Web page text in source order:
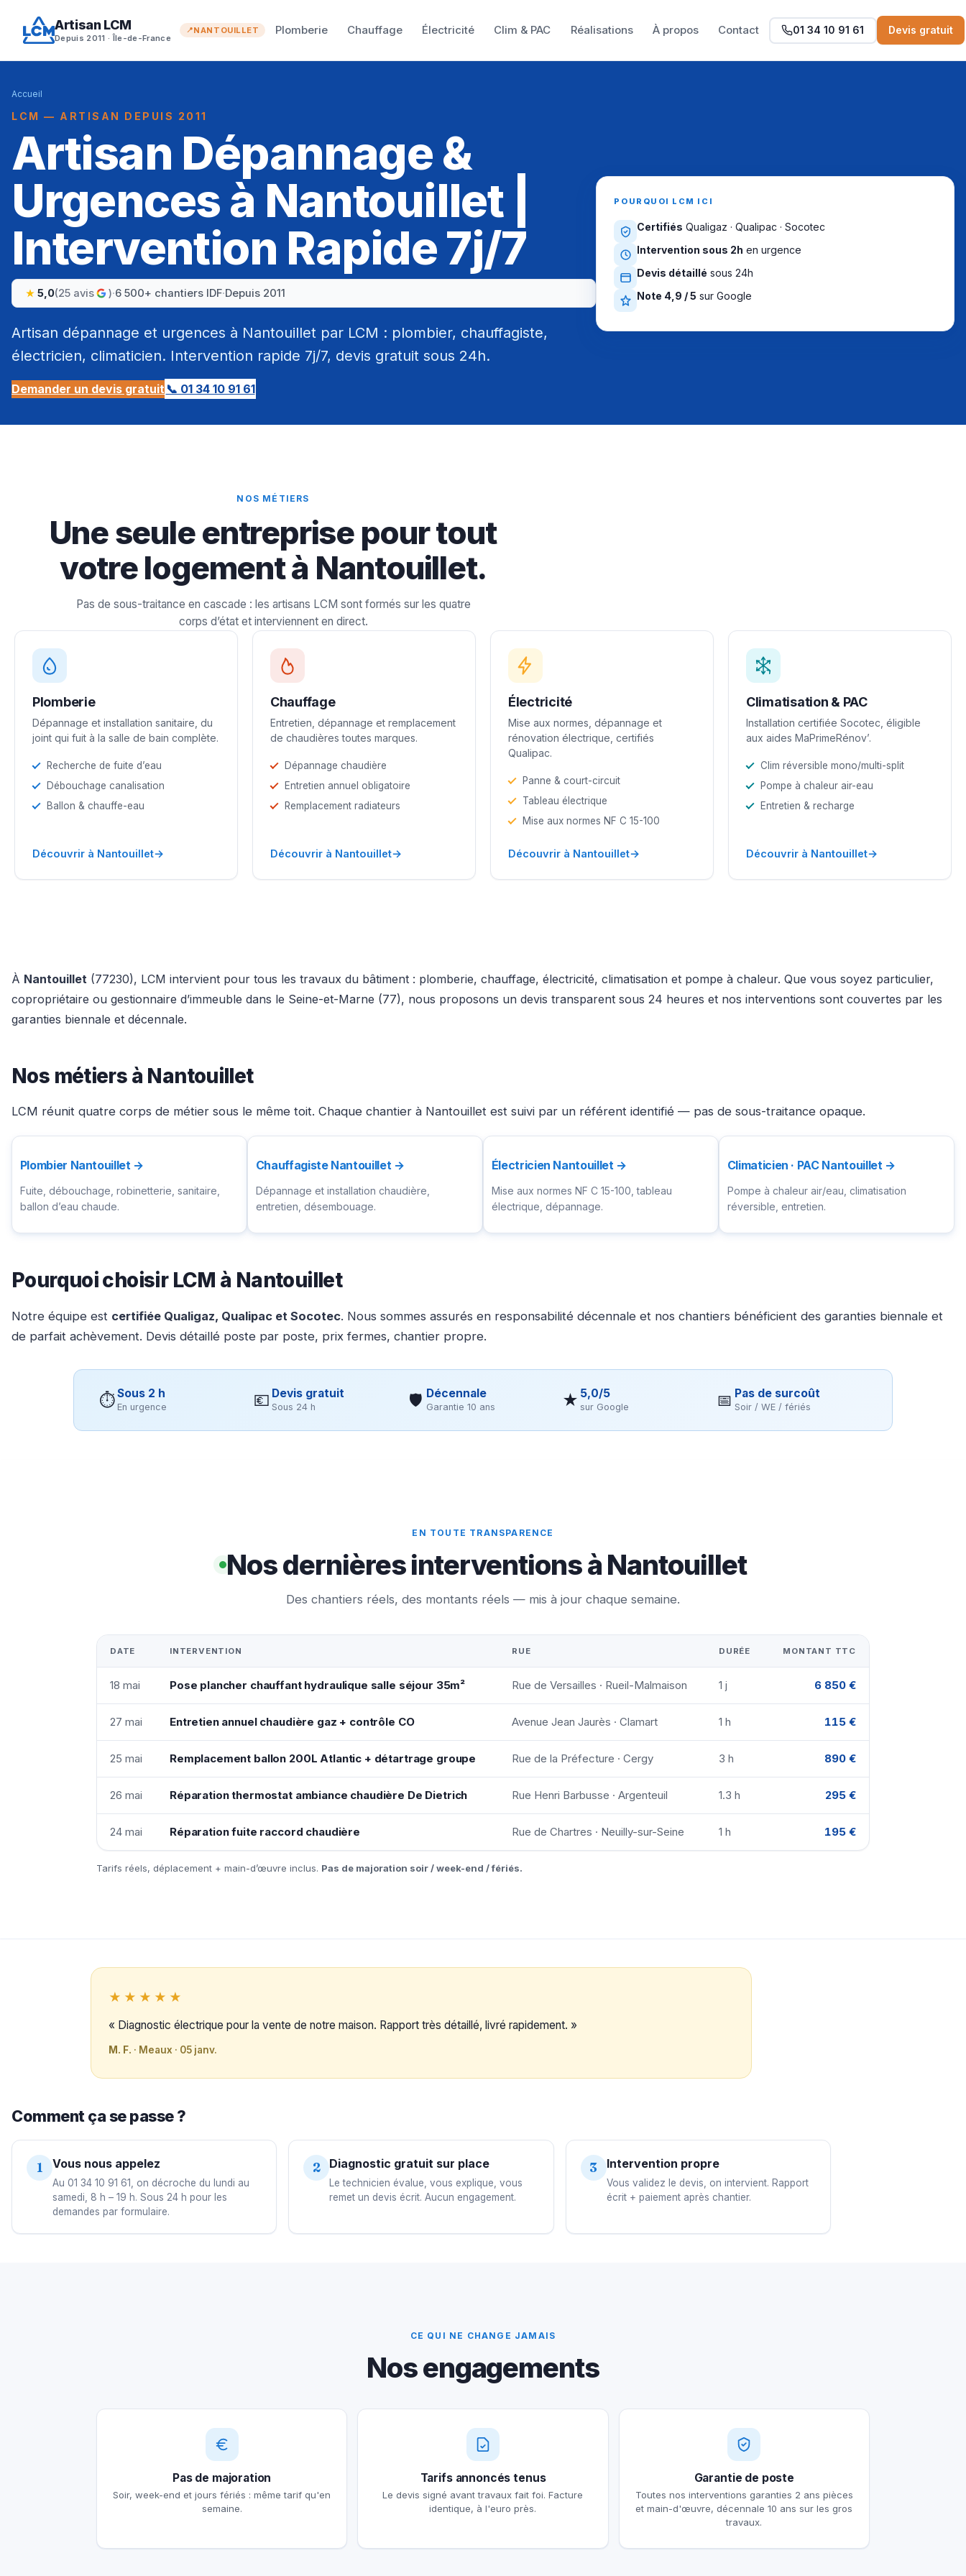
Artisan LCM
Depuis 2011 · Île-de-France
NANTOUILLET Plomberie Chauffage Électricité Clim & PAC Réalisations À propos Contact 01 34 10 91 61 Devis gratuit
Accueil
LCM — ARTISAN DEPUIS 2011
Artisan Dépannage &
Urgences à Nantouillet |
Intervention Rapide 7j/7
5,0(25 avis )·6 500+ chantiers IDF·Depuis 2011
Artisan dépannage et urgences à Nantouillet par LCM : plombier, chauffagiste,
électricien, climaticien. Intervention rapide 7j/7, devis gratuit sous 24h.
Demander un devis gratuit 📞 01 34 10 91 61
POURQUOI LCM ICI
Certifiés Qualigaz · Qualipac · Socotec
Intervention sous 2h en urgence
Devis détaillé sous 24h
Note 4,9 / 5 sur Google
NOS MÉTIERS
Une seule entreprise pour tout
votre logement à Nantouillet.
Pas de sous-traitance en cascade : les artisans LCM sont formés sur les quatre
corps d’état et interviennent en direct.
Plomberie
Dépannage et installation sanitaire, du
joint qui fuit à la salle de bain complète.
Recherche de fuite d’eau
Débouchage canalisation
Ballon & chauffe-eau
Découvrir à Nantouillet→
Chauffage
Entretien, dépannage et remplacement
de chaudières toutes marques.
Dépannage chaudière
Entretien annuel obligatoire
Remplacement radiateurs
Découvrir à Nantouillet→
Électricité
Mise aux normes, dépannage et
rénovation électrique, certifiés
Qualipac.
Panne & court-circuit
Tableau électrique
Mise aux normes NF C 15-100
Découvrir à Nantouillet→
Climatisation & PAC
Installation certifiée Socotec, éligible
aux aides MaPrimeRénov’.
Clim réversible mono/multi-split
Pompe à chaleur air-eau
Entretien & recharge
Découvrir à Nantouillet→
À Nantouillet (77230), LCM intervient pour tous les travaux du bâtiment : plomberie, chauffage, électricité, climatisation et pompe à chaleur. Que vous soyez particulier,
copropriétaire ou gestionnaire d’immeuble dans le Seine-et-Marne (77), nous proposons un devis transparent sous 24 heures et nos interventions sont couvertes par les
garanties biennale et décennale.
Nos métiers à Nantouillet
LCM réunit quatre corps de métier sous le même toit. Chaque chantier à Nantouillet est suivi par un référent identifié — pas de sous-traitance opaque.
Plombier Nantouillet →
Fuite, débouchage, robinetterie, sanitaire,
ballon d’eau chaude.
Chauffagiste Nantouillet →
Dépannage et installation chaudière,
entretien, désembouage.
Électricien Nantouillet →
Mise aux normes NF C 15-100, tableau
électrique, dépannage.
Climaticien · PAC Nantouillet →
Pompe à chaleur air/eau, climatisation
réversible, entretien.
Pourquoi choisir LCM à Nantouillet
Notre équipe est certifiée Qualigaz, Qualipac et Socotec. Nous sommes assurés en responsabilité décennale et nos chantiers bénéficient des garanties biennale et
de parfait achèvement. Devis détaillé poste par poste, prix fermes, chantier propre.
⏱Sous 2 h
En urgence 💶 Devis gratuit
Sous 24 h 🛡 Décennale
Garantie 10 ans ★ 5,0/5
sur Google 📅 Pas de surcoût
Soir / WE / fériés
EN TOUTE TRANSPARENCE
Nos dernières interventions à Nantouillet
Des chantiers réels, des montants réels — mis à jour chaque semaine.
DATE INTERVENTION RUE DURÉE MONTANT TTC
18 mai Pose plancher chauffant hydraulique salle séjour 35m² Rue de Versailles · Rueil-Malmaison 1 j 6 850 €
27 mai Entretien annuel chaudière gaz + contrôle CO Avenue Jean Jaurès · Clamart 1 h 115 €
25 mai Remplacement ballon 200L Atlantic + détartrage groupe Rue de la Préfecture · Cergy 3 h 890 €
26 mai Réparation thermostat ambiance chaudière De Dietrich Rue Henri Barbusse · Argenteuil 1.3 h 295 €
24 mai Réparation fuite raccord chaudière Rue de Chartres · Neuilly-sur-Seine 1 h 195 €
Tarifs réels, déplacement + main-d’œuvre inclus. Pas de majoration soir / week-end / fériés.
★★★★★
« Diagnostic électrique pour la vente de notre maison. Rapport très détaillé, livré rapidement. »
M. F. · Meaux · 05 janv.
Comment ça se passe ?
1 Vous nous appelez
Au 01 34 10 91 61, on décroche du lundi au
samedi, 8 h – 19 h. Sous 24 h pour les
demandes par formulaire.
2 Diagnostic gratuit sur place
Le technicien évalue, vous explique, vous
remet un devis écrit. Aucun engagement.
3 Intervention propre
Vous validez le devis, on intervient. Rapport
écrit + paiement après chantier.
CE QUI NE CHANGE JAMAIS
Nos engagements
Pas de majoration
Soir, week-end et jours fériés : même tarif qu'en
semaine.
Tarifs annoncés tenus
Le devis signé avant travaux fait foi. Facture
identique, à l'euro près.
Garantie de poste
Toutes nos interventions garanties 2 ans pièces
et main-d'œuvre, décennale 10 ans sur les gros
travaux.